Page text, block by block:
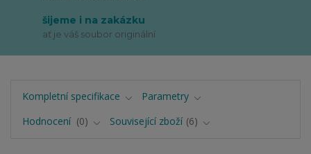
šijeme i na zakázku
ať je váš soubor originální
Kompletní specifikace
Parametry
Hodnocení
0 Související zboží 6